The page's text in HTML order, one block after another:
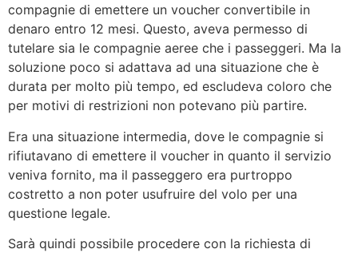
compagnie di emettere un voucher convertibile in
denaro entro 12 mesi. Questo, aveva permesso di
tutelare sia le compagnie aeree che i passeggeri. Ma la
soluzione poco si adattava ad una situazione che è
durata per molto più tempo, ed escludeva coloro che
per motivi di restrizioni non potevano più partire.
Era una situazione intermedia, dove le compagnie si
rifiutavano di emettere il voucher in quanto il servizio
veniva fornito, ma il passeggero era purtroppo
costretto a non poter usufruire del volo per una
questione legale.
Sarà quindi possibile procedere con la richiesta di